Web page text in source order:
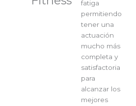
fatiga
permitiendo
tener una
actuación
mucho más
completa y
satisfactoria
para
alcanzar los
mejores